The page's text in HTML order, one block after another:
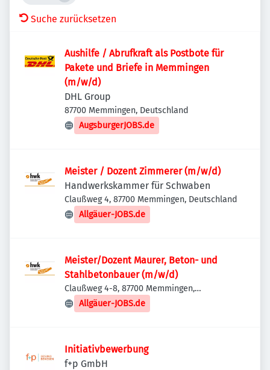
Suche zurücksetzen
Aushilfe / Abrufkraft als Postbote für
Pakete und Briefe in Memmingen
(m/w/d)
DHL Group
87700 Memmingen, Deutschland
AugsburgerJOBS.de
Meister / Dozent Zimmerer (m/w/d)
Handwerkskammer für Schwaben
Claußweg 4, 87700 Memmingen, Deutschland
Allgäuer-JOBS.de
Meister/Dozent Maurer, Beton- und
Stahlbetonbauer (m/w/d)
Claußweg 4-8, 87700 Memmingen,
Deutschland
Allgäuer-JOBS.de
Initiativbewerbung
f+p GmbH